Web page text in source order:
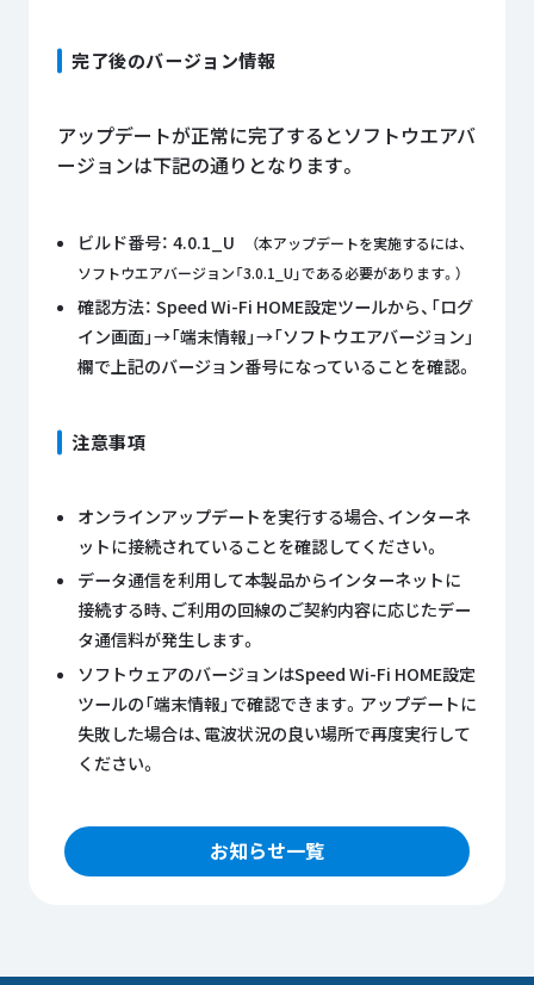
完了後のバージョン情報
アップデートが正常に完了するとソフトウエアバ
ージョンは下記の通りとなります。
ビルド番号： 4.0.1_U
（本アップデートを実施するには、
ソフトウエアバージョン「3.0.1_U」である必要があります。）
確認方法： Speed Wi-Fi HOME設定ツールから、「ログ
イン画面」→「端末情報」→「ソフトウエアバージョン」
欄で上記のバージョン番号になっていることを確認。
注意事項
オンラインアップデートを実行する場合、インターネ
ットに接続されていることを確認してください。
データ通信を利用して本製品からインターネットに
接続する時、ご利用の回線のご契約内容に応じたデー
タ通信料が発生します。
ソフトウェアのバージョンはSpeed Wi-Fi HOME設定
ツールの「端末情報」で確認できます。アップデートに
失敗した場合は、電波状況の良い場所で再度実行して
ください。
お知らせ一覧